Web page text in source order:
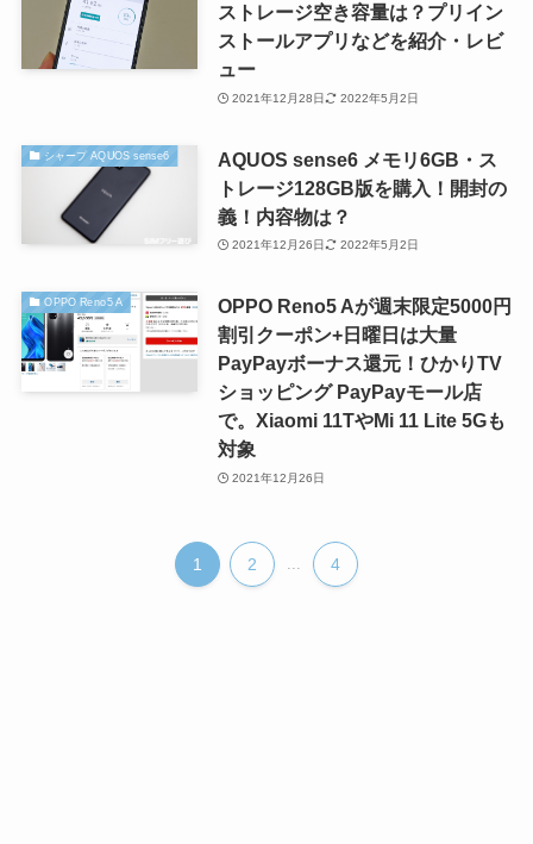
ストレージ空き容量は？プリイン
ストールアプリなどを紹介・レビ
ュー
2021年12月28日 2022年5月2日
シャープ AQUOS sense6
AQUOS sense6 メモリ6GB・ス
トレージ128GB版を購入！開封の
義！内容物は？
2021年12月26日 2022年5月2日
OPPO Reno5 A
OPPO Reno5 Aが週末限定5000円
割引クーポン+日曜日は大量
PayPayボーナス還元！ひかりTV
ショッピング PayPayモール店
で。Xiaomi 11TやMi 11 Lite 5Gも
対象
2021年12月26日
1 2 4